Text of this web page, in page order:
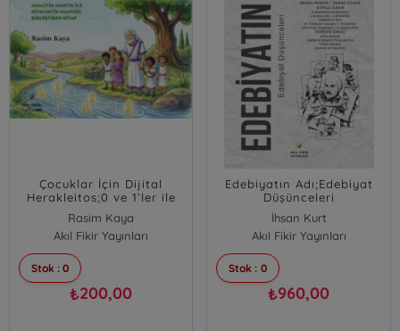
Çocuklar İçin Dijital
Herakleitos;0 ve 1’ler ile
Rasim Kaya
Akıl Fikir Yayınları
Stok : 0
₺200,00
Edebiyatın Adı;Edebiyat
Düşünceleri
İhsan Kurt
Akıl Fikir Yayınları
Stok : 0
₺960,00